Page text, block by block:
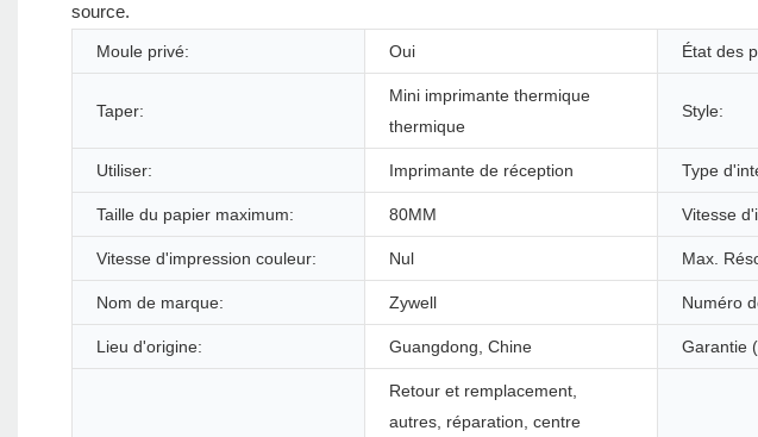
source.
Moule privé: Oui État des
Taper:
Mini imprimante thermique
thermique
Style:
Utiliser: Imprimante de réception Type
Taille du papier maximum: 80MM Vitesse
Vitesse d'impression couleur: Nul Max.
Nom de marque: Zywell Numéro
Lieu d'origine: Guangdong, Chine Garantie
Retour et remplacement,
autres, réparation, centre